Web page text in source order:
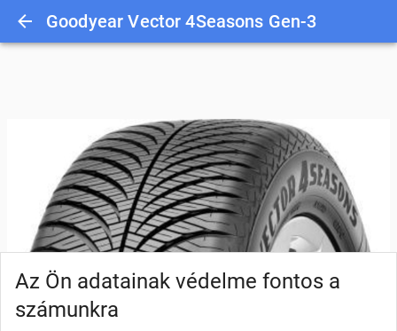
Goodyear Vector 4Seasons Gen-3
Az Ön adatainak védelme fontos a
számunkra